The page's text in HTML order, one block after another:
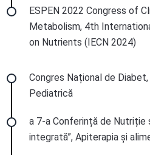
ESPEN 2022 Congress of
Metabolism, 4th
on Nutrients (IECN 2024)
Congres Național de
Pediatrică
a 7-a Conferință de Nutriție
integrată”, Apiterapia și